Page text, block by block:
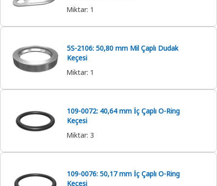
Miktar: 1
5S-2106: 50,80 mm Mil Çaplı Dudak
Keçesi
Miktar: 1
109-0072: 40,64 mm İç Çaplı O-Ring
Keçesi
Miktar: 3
109-0076: 50,17 mm İç Çaplı O-Ring
Keçesi